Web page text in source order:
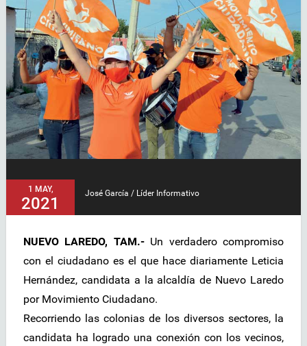
1 MAY,
2021
José García / Líder Informativo
NUEVO LAREDO, TAM.-Un verdadero compromiso
con el ciudadano es el que hace diariamente Leticia
Hernández, candidata a la alcaldía de Nuevo Laredo
por Movimiento Ciudadano.
Recorriendo las colonias de los diversos sectores, la
candidata ha logrado una conexión con los vecinos,